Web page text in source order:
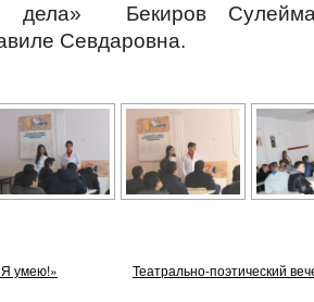
дела» Бекиров
Севдаровна.
умею!» Театрально-поэтический